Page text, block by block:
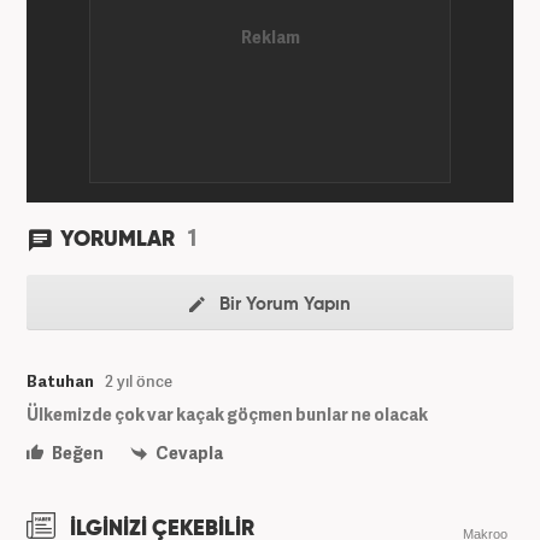
YORUMLAR 1
Bir Yorum Yapın
Batuhan 2 yıl önce
Ülkemizde çok var kaçak göçmen bunlar ne olacak
Beğen
Cevapla
İLGİNİZİ ÇEKEBİLİR Makroo